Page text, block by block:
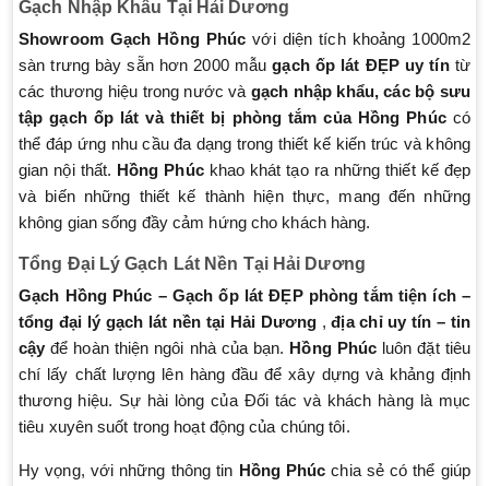
Gạch Nhập Khẩu Tại Hải Dương
Showroom Gạch Hồng Phúcvới diện tích khoảng 1000m2
sàn trưng bày sẵn hơn 2000 mẫugạch ốp lát ĐẸP uy tín từ
các thương hiệu trong nước và gạch nhập khẩu, các bộ sưu
tập gạch ốp lát và thiết bị phòng tắm của Hồng Phúc có
thể đáp ứng nhu cầu đa dạng trong thiết kế kiến trúc và không
gian nội thất. Hồng Phúckhao khát tạo ra những thiết kế đẹp
và biến những thiết kế thành hiện thực, mang đến những
không gian sống đầy cảm hứng cho khách hàng.
Tổng Đại Lý Gạch Lát Nền Tại Hải Dương
Gạch Hồng Phúc – Gạch ốp lát ĐẸP phòng tắm tiện ích –
tổng đại lý gạch lát nền tại Hải Dương ,địa chỉ uy tín – tin
cậy để hoàn thiện ngôi nhà của bạn. Hồng Phúc luôn đặt tiêu
chí lấy chất lượng lên hàng đầu để xây dựng và khảng định
thương hiệu. Sự hài lòng của Đối tác và khách hàng là mục
tiêu xuyên suốt trong hoạt động của chúng tôi.
Hy vọng, với những thông tin Hồng Phúc chia sẻ có thể giúp